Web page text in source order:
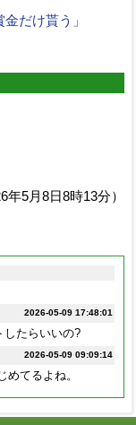
だけ貰う」
年5月8日8時13分）
2026-05-09 17:48:01
したらいいの?
2026-05-09 09:09:14
てるよね。